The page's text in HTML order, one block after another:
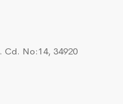
Cd. No:14, 34920